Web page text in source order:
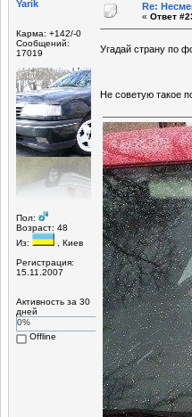
Yarik
Карма: +142/-0
Сообщений:
17019
Пол:
Возраст: 48
Из:
, Киев
Регистрация:
15.11.2007
Активность за 30
дней
0%
Offline
Re:
« Ответ
Угадай страну по
Не советую такое